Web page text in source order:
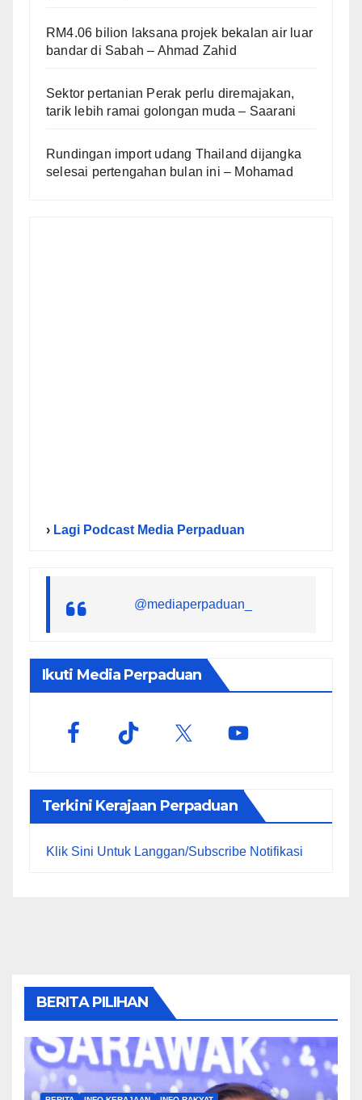
RM4.06 bilion laksana projek bekalan air luar
bandar di Sabah – Ahmad Zahid
Sektor pertanian Perak perlu diremajakan,
tarik lebih ramai golongan muda – Saarani
Rundingan import udang Thailand dijangka
selesai pertengahan bulan ini – Mohamad
› Lagi Podcast Media Perpaduan
@mediaperpaduan_
Ikuti Media Perpaduan
Terkini Kerajaan Perpaduan
Klik Sini Untuk Langgan/Subscribe Notifikasi
BERITA PILIHAN